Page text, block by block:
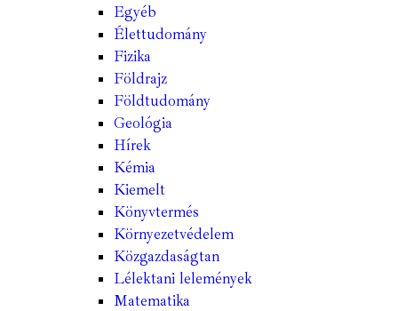
Egyéb
Élettudomány
Fizika
Földrajz
Földtudomány
Geológia
Hírek
Kémia
Kiemelt
Könyvtermés
Környezetvédelem
Közgazdaságtan
Lélektani lelemények
Matematika